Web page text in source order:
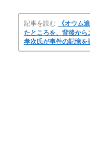
記事を読む
《オウム
たところを、背後か
孝次氏が事件の記憶を